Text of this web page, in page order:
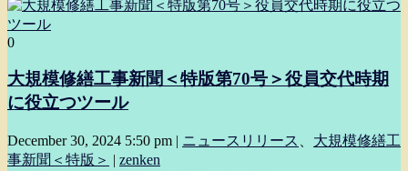
0
大規模修繕工事新聞＜特版第70号＞役員交代時期
に役立つツール
December 30, 2024 5:50 pm | ニュースリリース
大規模修繕工
事新聞＜特版＞ | zenken